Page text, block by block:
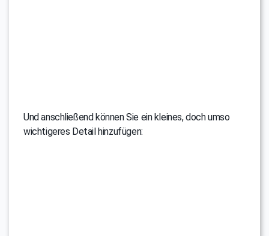
Und anschließend können Sie ein kleines, doch umso
wichtigeres Detail hinzufügen: